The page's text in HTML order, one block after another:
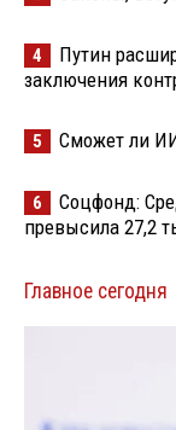
4
Путин
заключения
5 Сможет ли
6
Соцфонд:
превысила 27,2
Главное сегодня